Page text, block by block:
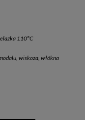
110°C
wiskoza, włókna